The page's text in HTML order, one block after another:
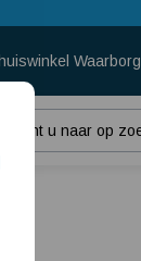
Waarborg